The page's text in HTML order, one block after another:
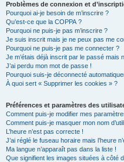
Problèmes de connexion et
Pourquoi ai-je besoin de m’inscrire ?
Qu’est-ce que la COPPA ?
Pourquoi ne puis-je pas m’inscrire ?
Je suis inscrit mais je ne peux pas me
Pourquoi ne puis-je pas me connecter ?
Je m’étais déjà inscrit par le passé
J’ai perdu mon mot de passe !
Pourquoi suis-je déconnecté
À quoi sert « Supprimer les cookies » ?
Préférences et paramètres des
Comment puis-je modifier mes
Comment puis-je masquer mon nom
L’heure n’est pas correcte !
J’ai réglé le fuseau horaire mais l’heure
Ma langue n’apparaît pas dans la liste !
Que signifient les images situées à côté